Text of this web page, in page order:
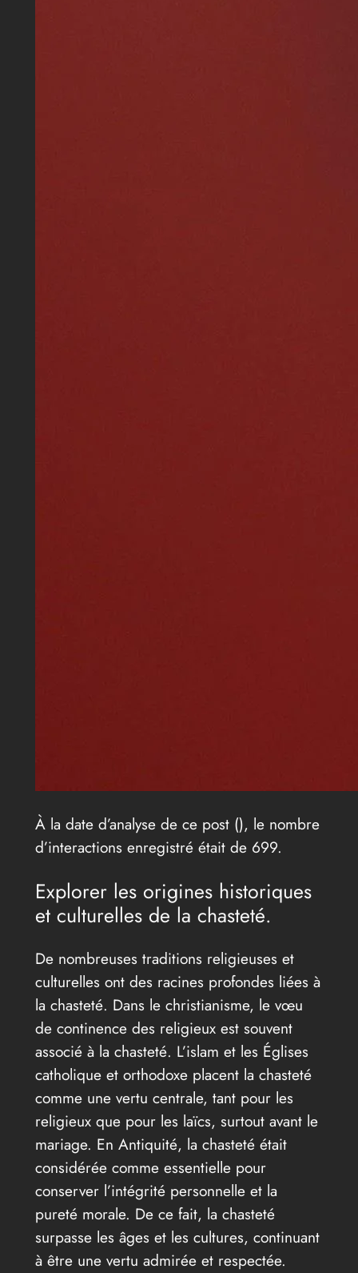
À la date d’analyse de ce post (), le nombre
d’interactions enregistré était de 699.
Explorer les origines historiques
et culturelles de la chasteté.
De nombreuses traditions religieuses et
culturelles ont des racines profondes liées à
la chasteté. Dans le christianisme, le vœu
de continence des religieux est souvent
associé à la chasteté. L’islam et les Églises
catholique et orthodoxe placent la chasteté
comme une vertu centrale, tant pour les
religieux que pour les laïcs, surtout avant le
mariage. En Antiquité, la chasteté était
considérée comme essentielle pour
conserver l’intégrité personnelle et la
pureté morale. De ce fait, la chasteté
surpasse les âges et les cultures, continuant
à être une vertu admirée et respectée.